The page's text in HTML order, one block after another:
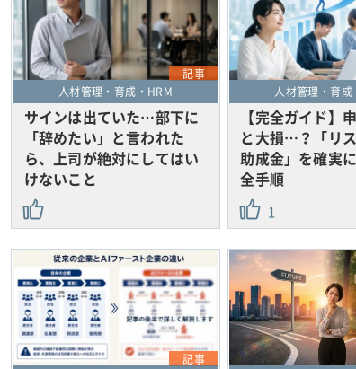
記事
人材管理・育成・HRM
サインは出ていた…部下に
「辞めたい」と言われた
ら、上司が絶対にしてはい
けないこと
人材管理・育成
【完全ガイド】
と大損…？「リ
助成金」を確実
全手順
1
記事